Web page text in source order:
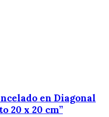
en Diagonal
20 x 20 cm”